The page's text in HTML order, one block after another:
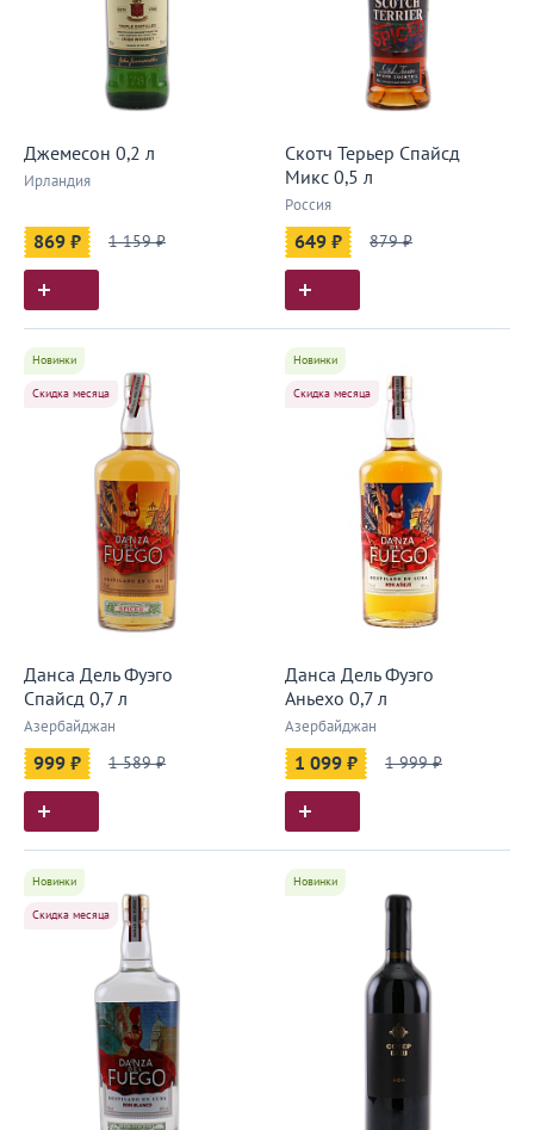
Джемесон 0,2 л
Ирландия
869 ₽ 1 159 ₽
Скотч Терьер Спайсд
Микс 0,5 л
Россия
649 ₽ 879 ₽
Новинки
Скидка месяца
Данса Дель Фуэго
Спайсд 0,7 л
Азербайджан
999 ₽ 1 589 ₽
Новинки
Скидка месяца
Данса Дель Фуэго
Аньехо 0,7 л
Азербайджан
1 099 ₽ 1 999 ₽
Новинки
Скидка месяца
Новинки